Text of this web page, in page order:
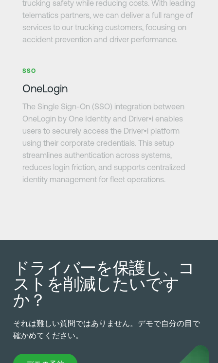
trucking safety while reducing costs. With leading
telematics partners, we can deliver a full range of
services to our trucking customers, focusing on
accident prevention and driver performance.
SSO
OneLogin
The Single Sign-On (SSO) integration between
OneLogin by One Identity and Driver•i enables
users to securely access the Driver•i platform
using their corporate credentials. This setup
streamlines authentication across systems,
reduces login friction, and supports centralized
identity management for fleet operations.
ドライバーを保護し、コ
ストを削減したいです
か？
それは難しい質問ではありません。デモで自分の目で
確かめてください。
デモの予約